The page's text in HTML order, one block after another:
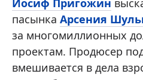
Иосиф Пригожин
пасынка Арсения
за многомиллионных
проектам. Продюсер
вмешивается в дела